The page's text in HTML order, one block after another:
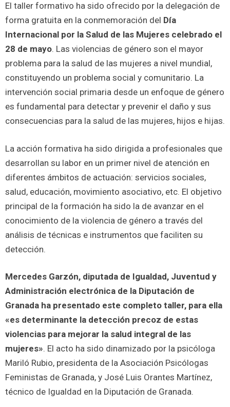
El taller formativo ha sido ofrecido por la delegación de
forma gratuita en la conmemoración del Día
Internacional por la Salud de las Mujeres celebrado el
28 de mayo. Las violencias de género son el mayor
problema para la salud de las mujeres a nivel mundial,
constituyendo un problema social y comunitario. La
intervención social primaria desde un enfoque de género
es fundamental para detectar y prevenir el daño y sus
consecuencias para la salud de las mujeres, hijos e hijas.
La acción formativa ha sido dirigida a profesionales que
desarrollan su labor en un primer nivel de atención en
diferentes ámbitos de actuación: servicios sociales,
salud, educación, movimiento asociativo, etc. El objetivo
principal de la formación ha sido la de avanzar en el
conocimiento de la violencia de género a través del
análisis de técnicas e instrumentos que faciliten su
detección.
Mercedes Garzón, diputada de Igualdad, Juventud y
Administración electrónica de la Diputación de
Granada ha presentado este completo taller, para ella
«es determinante la detección precoz de estas
violencias para mejorar la salud integral de las
mujeres». El acto ha sido dinamizado por la psicóloga
Mariló Rubio, presidenta de la Asociación Psicólogas
Feministas de Granada, y José Luis Orantes Martínez,
técnico de Igualdad en la Diputación de Granada.